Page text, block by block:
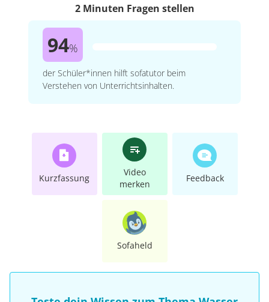
2 Minuten Fragen stellen
94%
der Schüler*innen hilft sofatutor beim
Verstehen von Unterrichtsinhalten.
Kurzfassung
Video
merken
Feedback
Sofaheld